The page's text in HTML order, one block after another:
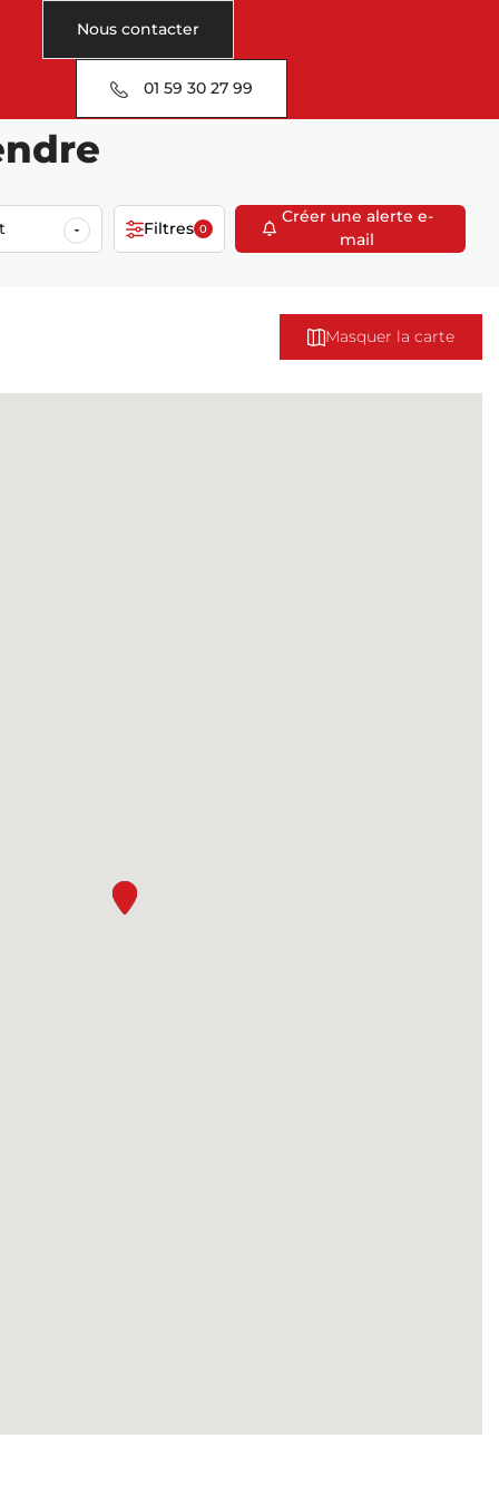
Nous contacter
01 59 30 27 99
Filtres 0
Créer une alerte e-
mail
Masquer la carte